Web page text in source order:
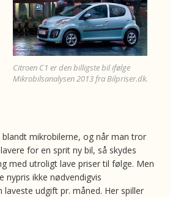
Citroen C1 er den billigste bil ifølge
Mikrobilsanalysen 2013 fra Bilpriser.dk.
mikrobilerne, og når man tror
for en sprit ny bil, så skydes
med utroligt lave priser til følge. Men
nypris ikke nødvendigvis
laveste udgift pr. måned. Her spiller